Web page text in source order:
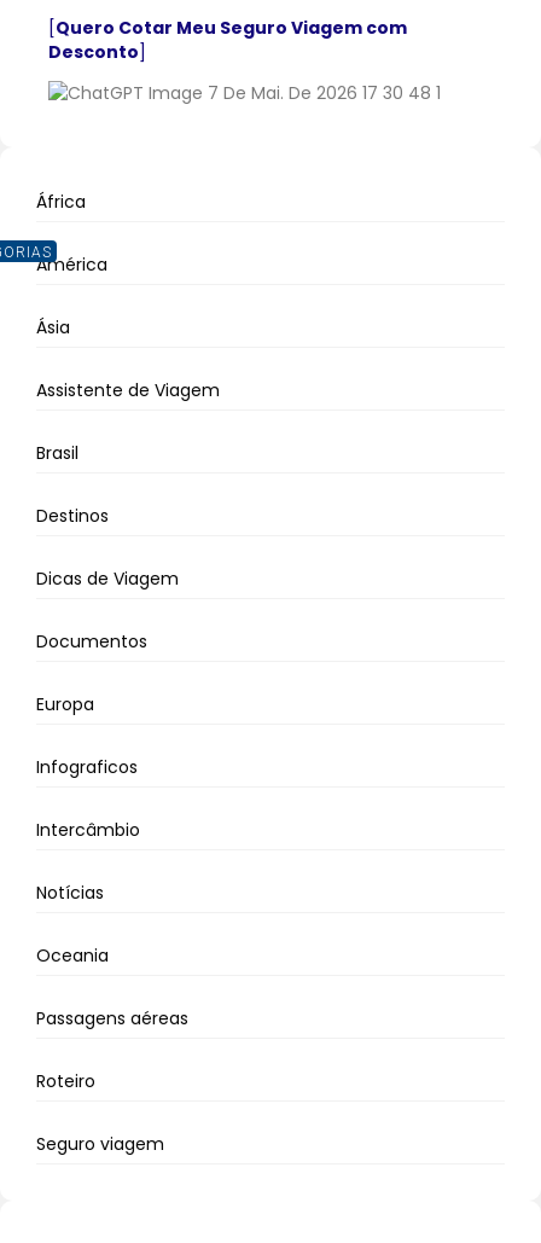
[Quero Cotar Meu Seguro Viagem com
Desconto]
África
América
Ásia
Assistente de Viagem
Brasil
Destinos
Dicas de Viagem
Documentos
Europa
Infograficos
Intercâmbio
Notícias
Oceania
Passagens aéreas
Roteiro
Seguro viagem